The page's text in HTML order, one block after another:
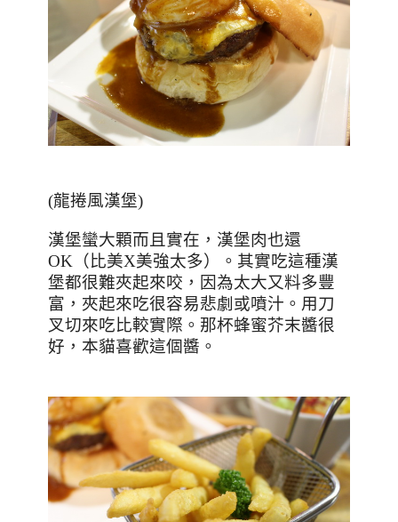
(龍捲風漢堡)
漢堡蠻大顆而且實在，漢堡肉也還
OK （比美X美強太多）。其實吃這種漢
堡都很難夾起來咬，因為太大又料多豐
富，夾起來吃很容易悲劇或噴汁。用刀
叉切來吃比較實際。那杯蜂蜜芥末醬很
好，本貓喜歡這個醬。